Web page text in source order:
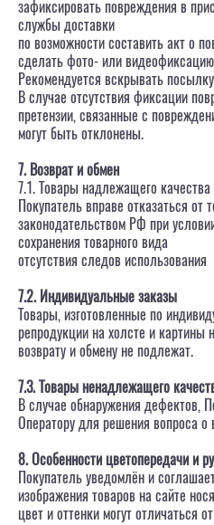
зафиксировать повреждения в
службы доставки
по возможности составить акт о
сделать фото- или видеофиксацию
Рекомендуется вскрывать
В случае отсутствия фиксации
претензии, связанные с
могут быть отклонены.
7. Возврат и обмен
7.1. Товары надлежащего качества
Покупатель вправе отказаться от
законодательством РФ при
сохранения товарного вида
отсутствия следов использования
7.2. Индивидуальные заказы
Товары, изготовленные по
репродукции на холсте и картины
возврату и обмену не подлежат.
7.3. Товары ненадлежащего
В случае обнаружения дефектов,
Оператору для решения вопроса о
8. Особенности цветопередачи и
Покупатель уведомлён и
изображения товаров на сайте
цвет и оттенки могут отличаться